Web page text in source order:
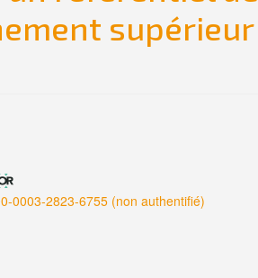
supérieur
0003-2823-6755 (non authentifié)